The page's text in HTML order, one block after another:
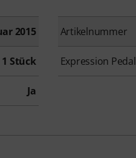
2015 Artikelnummer
1 Stück Expression Pedal
Ja